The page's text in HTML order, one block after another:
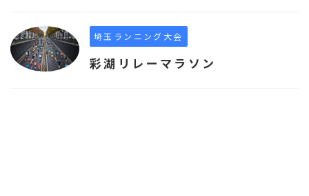
埼玉ランニング大会
彩湖リレーマラソン